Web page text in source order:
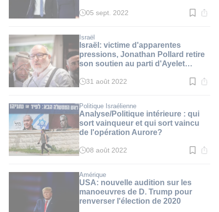
Temps
:
3
min.
05 sept. 2022
Israël
Israël: victime d'apparentes
pressions, Jonathan Pollard retire
son soutien au parti d'Ayelet
Temps
:
1
min.
31 août 2022
Politique Israélienne
Analyse/Politique intérieure : qui
sort vainqueur et qui sort vaincu
de l'opération Aurore?
Temps
:
7
min.
08 août 2022
Amérique
USA: nouvelle audition sur les
manoeuvres de D. Trump pour
renverser l'élection de 2020